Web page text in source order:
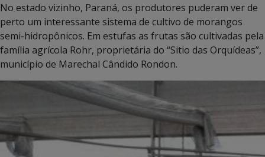
No estado vizinho, Paraná, os produtores puderam ver de
perto um interessante sistema de cultivo de morangos
semi-hidropônicos. Em estufas as frutas são cultivadas pela
família agrícola Rohr, proprietária do “Sitio das Orquídeas”,
município de Marechal Cândido Rondon.